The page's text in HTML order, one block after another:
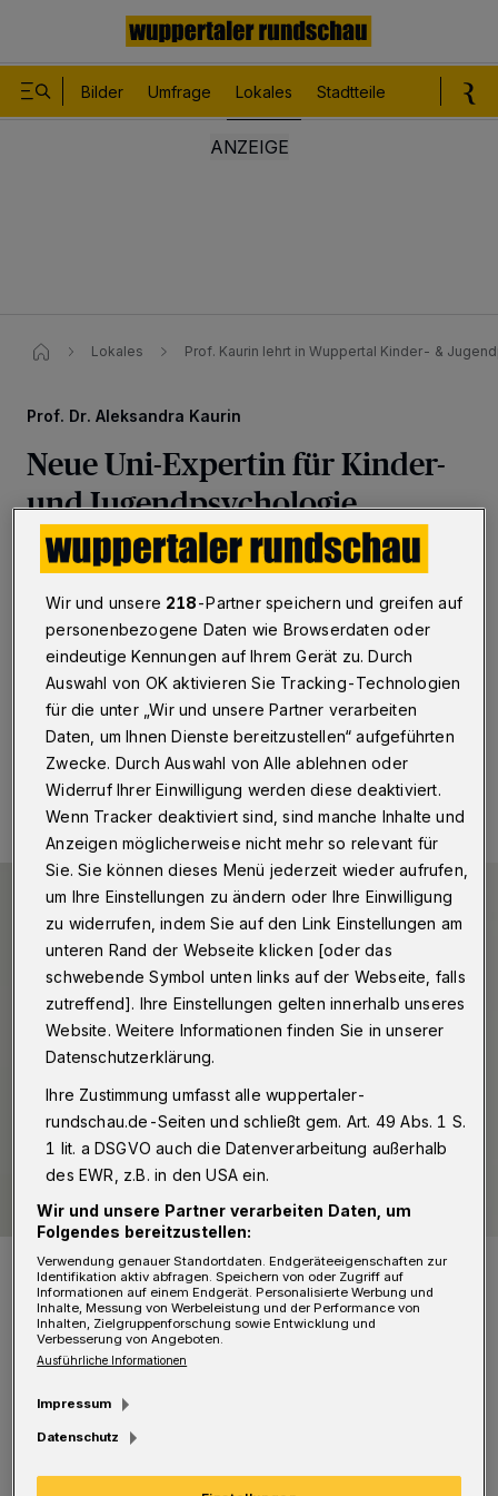
Bilder Umfrage Lokales Stadtteile
Lokales Prof. Kaurin lehrt in Wuppertal Kinder- &
Prof. Dr. Aleksandra Kaurin
Neue Uni-Expertin für Kinder-
und Jugendpsychologie
Wuppertal ·Aleksandra Kaurin ist neue Professorin für
Kindes- und Jugendalters an der Bergischen
Universität Wuppertal. Dort baut sie außerdem eine
psychotherapeutische Hochschulambulanz für Kinder
und Jugendliche auf.
11.01.2023 , 13:00 Uhr Eine Minute Lesezeit
Prof. Dr. Aleksandra Kaurin.
Foto: Caroline Schreer
A
ls psychologische Psychotherapeutin hat
Wir und unsere 218-Partner speichern und greifen auf
personenbezogene Daten wie Browserdaten oder
eindeutige Kennungen auf Ihrem Gerät zu. Durch
Auswahl von OK aktivieren Sie Tracking-Technologien
für die unter „Wir und unsere Partner verarbeiten
Daten, um Ihnen Dienste bereitzustellen“ aufgeführten
Zwecke. Durch Auswahl von Alle ablehnen oder
Widerruf Ihrer Einwilligung werden diese deaktiviert.
Wenn Tracker deaktiviert sind, sind manche Inhalte und
Anzeigen möglicherweise nicht mehr so relevant für
Sie. Sie können dieses Menü jederzeit wieder aufrufen,
um Ihre Einstellungen zu ändern oder Ihre Einwilligung
zu widerrufen, indem Sie auf den Link Einstellungen am
unteren Rand der Webseite klicken [oder das
schwebende Symbol unten links auf der Webseite, falls
zutreffend]. Ihre Einstellungen gelten innerhalb unseres
Website. Weitere Informationen finden Sie in unserer
Datenschutzerklärung.
Ihre Zustimmung umfasst alle wuppertaler-
rundschau.de-Seiten und schließt gem. Art. 49 Abs. 1 S.
1 lit. a DSGVO auch die Datenverarbeitung außerhalb
des EWR, z.B. in den USA ein.
Wir und unsere Partner verarbeiten Daten, um
Folgendes bereitzustellen:
Verwendung genauer Standortdaten. Endgeräteeigenschaften zur
Identifikation aktiv abfragen. Speichern von oder Zugriff auf
Informationen auf einem Endgerät. Personalisierte Werbung und
Inhalte, Messung von Werbeleistung und der Performance von
Inhalten, Zielgruppenforschung sowie Entwicklung und
Verbesserung von Angeboten.
Ausführliche Informationen
Impressum
Datenschutz